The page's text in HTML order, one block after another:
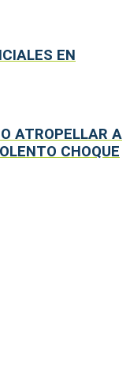
EN
ATROPELLAR A
CHOQUE